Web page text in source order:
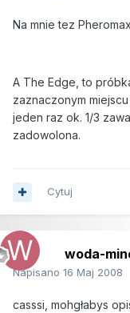
Na mnie tez
A The Edge, to
zaznaczonym miejscu
jeden raz ok. 1/3
zadowolona.
Cytuj
woda-
Napisano 16 Maj 2008
casssi, mohgłabys